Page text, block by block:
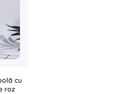
cu
roz